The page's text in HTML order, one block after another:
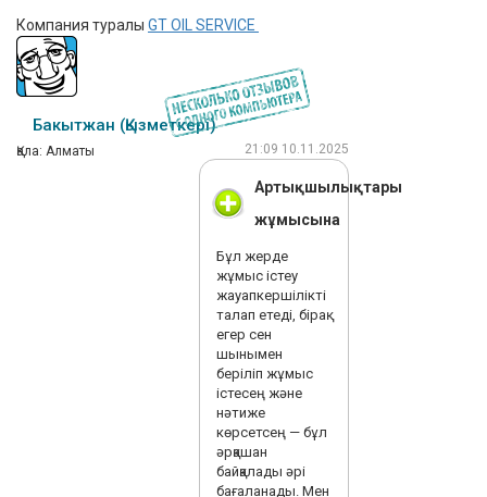
Компания туралы GT OIL SERVICE
Бакытжан (Қызметкері)
Қала: Алматы 21:09 10.11.2025
Артықшылықтары
жұмысына
Бұл жерде
жұмыс істеу
жауапкершілікті
талап етеді, бірақ
егер сен
шынымен
беріліп жұмыс
істесең және
нәтиже
көрсетсең — бұл
әрқашан
байқалады әрі
бағаланады. Мен